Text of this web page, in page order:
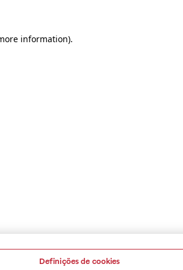
information).
Definições de cookies